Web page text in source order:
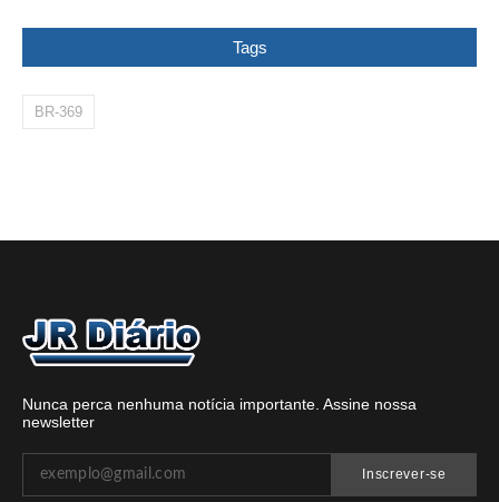
Tags
BR-369
Nunca perca nenhuma notícia importante. Assine nossa
newsletter
Inscrever-se